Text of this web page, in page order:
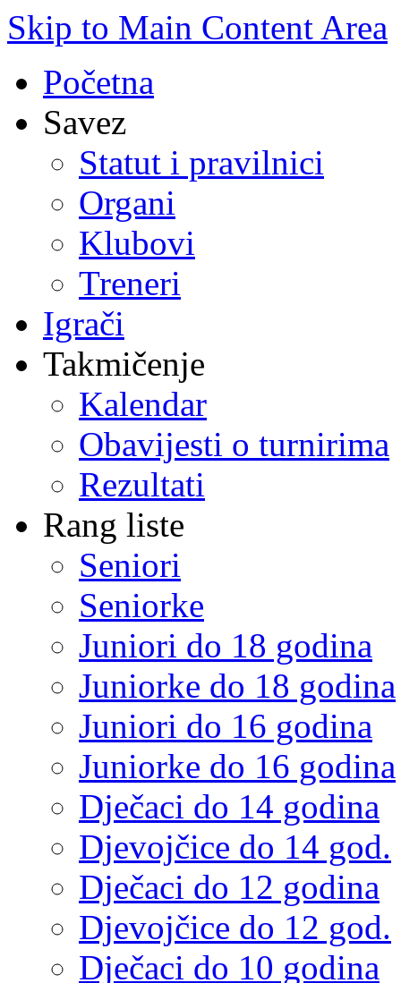
Skip to Main Content Area
Početna
Savez
Statut i pravilnici
Organi
Klubovi
Treneri
Igrači
Takmičenje
Kalendar
Obavijesti o turnirima
Rezultati
Rang liste
Seniori
Seniorke
Juniori do 18 godina
Juniorke do 18 godina
Juniori do 16 godina
Juniorke do 16 godina
Dječaci do 14 godina
Djevojčice do 14 god.
Dječaci do 12 godina
Djevojčice do 12 god.
Dječaci do 10 godina